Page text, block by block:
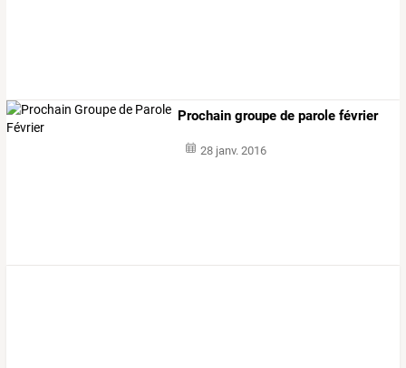
Prochain groupe de parole février
28 janv. 2016